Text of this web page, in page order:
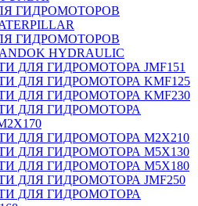
ГИДРОМОТОРОВ
ГИДРОМОТОРОВ
HYDRAULIC
ДЛЯ ГИДРОМОТОРА JMF151
ДЛЯ ГИДРОМОТОРА KMF125
ДЛЯ ГИДРОМОТОРА KMF230
ДЛЯ ГИДРОМОТОРА
ДЛЯ ГИДРОМОТОРА M2X210
ДЛЯ ГИДРОМОТОРА M5X130
ДЛЯ ГИДРОМОТОРА M5X180
ДЛЯ ГИДРОМОТОРА JMF250
ДЛЯ ГИДРОМОТОРА